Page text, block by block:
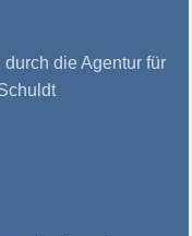
die Agentur für